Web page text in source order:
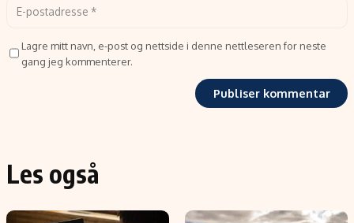
Lagre mitt navn, e-post og nettside i denne nettleseren for neste
gang jeg kommenterer.
Les også